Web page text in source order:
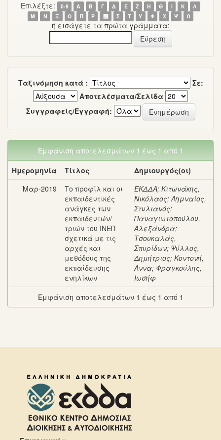
Επιλέξτε: 0-9 Α Β Γ Δ Ε Ζ Η Θ Ι Κ
Λ
Μ
Ν Ξ Ο Π Ρ ΢ Σ Τ Υ Φ Χ Ψ Ω
ή εισάγετε τα πρώτα γράμματα:
Ταξινόμηση κατά :
Σε:
Αποτελέσματα/Σελίδα
Συγγραφείς/Εγγραφή:
Εμφάνιση αποτελεσμάτων 1 έως 1 από 1
Ημερομηνία
Τίτλος
Δημιουργός(οι)
Μαρ-2019
Το προφίλ και οι
εκπαιδευτικές
ανάγκες των
εκπαιδευτών/
τριών του ΙΝΕΠ
σχετικά με τις
αρχές και
μεθόδους της
εκπαίδευσης
ενηλίκων
ΕΚΔΔΑ; Κιτωνάκης,
Νικόλαος;Λημναίος,
Στυλιανός;
Παναγιωτοπούλου,
Αλεξάνδρα;
Τσουκαλάς,
Σπυρίδων; Ψύλλος,
Δημήτριος; Κοντονή,
Αννα; Φραγκούλης,
Ιωσήφ
Εμφάνιση αποτελεσμάτων 1 έως 1 από 1